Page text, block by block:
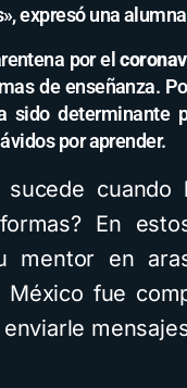
expresó una
por el
de enseñanza.
sido determinante
por aprender.
sucede
En
mentor en
México fue